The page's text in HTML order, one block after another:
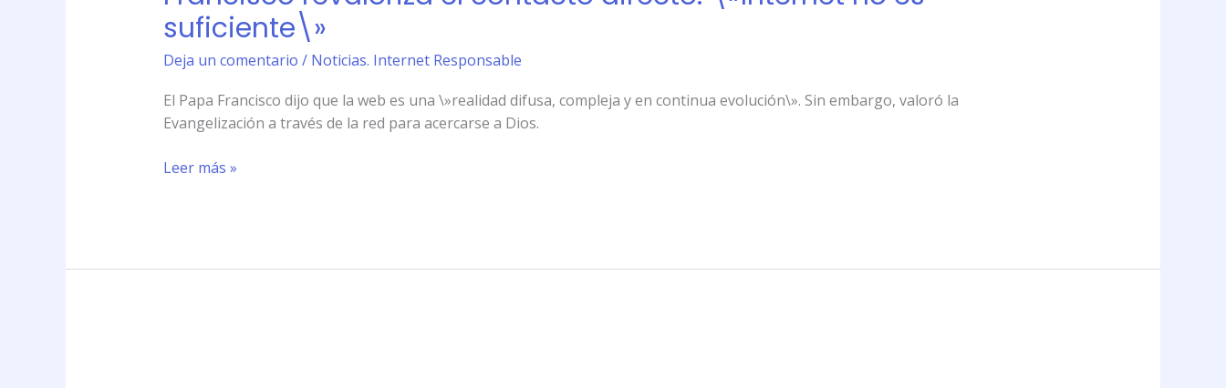
suficiente\»
Deja un comentario / Noticias. Internet Responsable
El Papa Francisco dijo que la web es una \»realidad difusa, compleja y en continua evolución\». Sin embargo, valoró la
Evangelización a través de la red para acercarse a Dios.
contacto
directo:
\»Internet
es
suficiente\»
Leer más »